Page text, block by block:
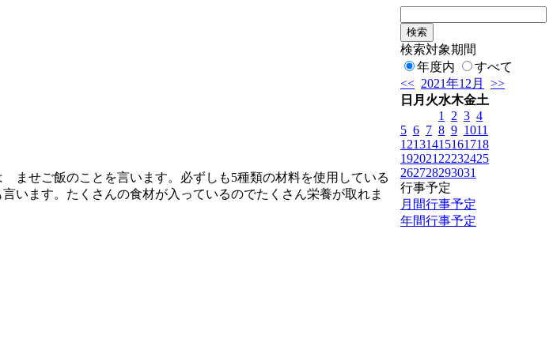
せご飯のことを言います。必ずしも5種類の材料を使用している
います。たくさんの食材が入っているのでたくさん栄養が取れま
検索対象期間
年度内
すべて
<< 2021年12月
>>
日 月 火水木金土
1
2 3 4
5 6 7 8 9 1011
12131415161718
192021 22232425
262728293031
行事予定
月間行事予定
年間行事予定